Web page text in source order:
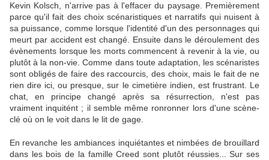
Kevin Kolsch, n'arrive pas à l'effacer du paysage. Premièrement
parce qu'il fait des choix scénaristiques et narratifs qui nuisent à
sa puissance, comme lorsque l'identité d'un des personnages qui
meurt par accident est changé. Ensuite dans le déroulement des
évènements lorsque les morts commencent à revenir à la vie, ou
plutôt à la non-vie. Comme dans toute adaptation, les scénaristes
sont obligés de faire des raccourcis, des choix, mais le fait de ne
rien dire ici, ou presque, sur le cimetière indien, est frustrant. Le
chat, en principe changé après sa résurrection, n'est pas
vraiment inquitént ; il semble même ronronner lors d'une scène-
clé où on le voit dans le lit de gage.
En revanche les ambiances inquiétantes et nimbées de brouillard
dans les bois de la famille Creed sont plutôt réussies... Sur ses